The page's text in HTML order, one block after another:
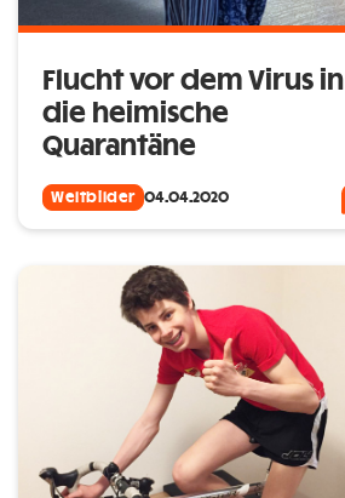
Flucht vor dem Virus in
die heimische
Quarantäne
Weltbilder 04.04.2020